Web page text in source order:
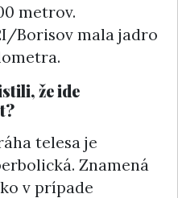
metrov.
Borisov mala jadro
že ide
telesa je
Znamená
v prípade